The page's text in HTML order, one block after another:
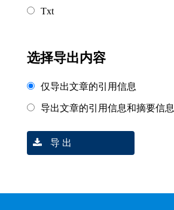
Txt
选择导出内容
仅导出文章的引用信息
导出文章的引用信息和摘要信息
导 出